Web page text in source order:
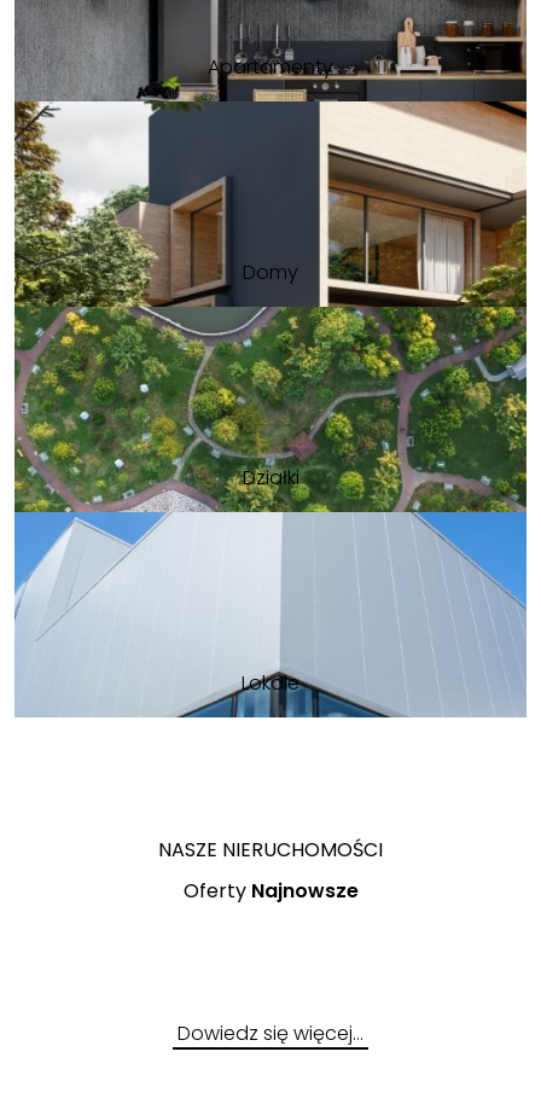
Apartamenty
Domy
Działki
Lokale
NASZE NIERUCHOMOŚCI
Oferty Najnowsze
Dowiedz się więcej…